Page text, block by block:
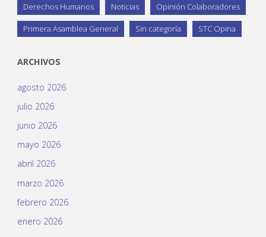
Derechos Humanos Noticias Opinión Colaboradores
Primera Asamblea General Sin categoría STC Opina
ARCHIVOS
agosto 2026
julio 2026
junio 2026
mayo 2026
abril 2026
marzo 2026
febrero 2026
enero 2026